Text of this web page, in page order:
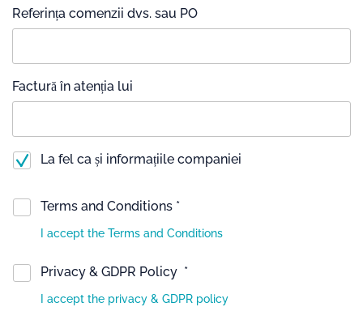
Referința comenzii dvs. sau PO
Factură în atenția lui
La fel ca și informațiile companiei
Terms and Conditions *
I accept the Terms and Conditions
Privacy & GDPR Policy *
I accept the privacy & GDPR policy